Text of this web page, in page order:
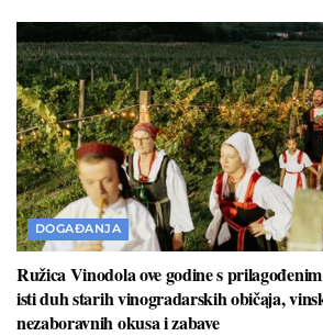
DOGAĐANJA
Ružica Vinodola ove godine s
isti duh starih vinogradarskih običaja,
nezaboravnih okusa i zabave